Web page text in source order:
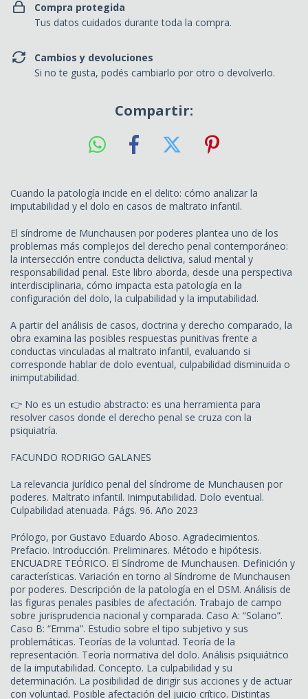
Compra protegida
Tus datos cuidados durante toda la compra.
Cambios y devoluciones
Si no te gusta, podés cambiarlo por otro o devolverlo.
Compartir:
Cuando la patología incide en el delito: cómo analizar la
imputabilidad y el dolo en casos de maltrato infantil.
El síndrome de Munchausen por poderes plantea uno de los
problemas más complejos del derecho penal contemporáneo:
la intersección entre conducta delictiva, salud mental y
responsabilidad penal. Este libro aborda, desde una perspectiva
interdisciplinaria, cómo impacta esta patología en la
configuración del dolo, la culpabilidad y la imputabilidad.
A partir del análisis de casos, doctrina y derecho comparado, la
obra examina las posibles respuestas punitivas frente a
conductas vinculadas al maltrato infantil, evaluando si
corresponde hablar de dolo eventual, culpabilidad disminuida o
inimputabilidad.
👉 No es un estudio abstracto: es una herramienta para
resolver casos donde el derecho penal se cruza con la
psiquiatría.
FACUNDO RODRIGO GALANES
La relevancia jurídico penal del síndrome de Munchausen por
poderes. Maltrato infantil. Inimputabilidad. Dolo eventual.
Culpabilidad atenuada. Págs. 96. Año 2023
Prólogo, por Gustavo Eduardo Aboso. Agradecimientos.
Prefacio. Introducción. Preliminares. Método e hipótesis.
ENCUADRE TEÓRICO. El Síndrome de Munchausen. Definición y
características. Variación en torno al Síndrome de Munchausen
por poderes. Descripción de la patología en el DSM. Análisis de
las figuras penales pasibles de afectación. Trabajo de campo
sobre jurisprudencia nacional y comparada. Caso A: “Solano”.
Caso B: “Emma”. Estudio sobre el tipo subjetivo y sus
problemáticas. Teorías de la voluntad. Teoría de la
representación. Teoría normativa del dolo. Análisis psiquiátrico
de la imputabilidad. Concepto. La culpabilidad y su
determinación. La posibilidad de dirigir sus acciones y de actuar
con voluntad. Posible afectación del juicio crítico. Distintas